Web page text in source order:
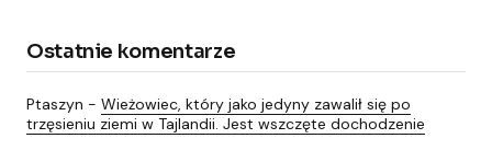
Ostatnie komentarze
Ptaszyn - Wieżowiec, który jako jedyny zawalił się po
trzęsieniu ziemi w Tajlandii. Jest wszczęte dochodzenie